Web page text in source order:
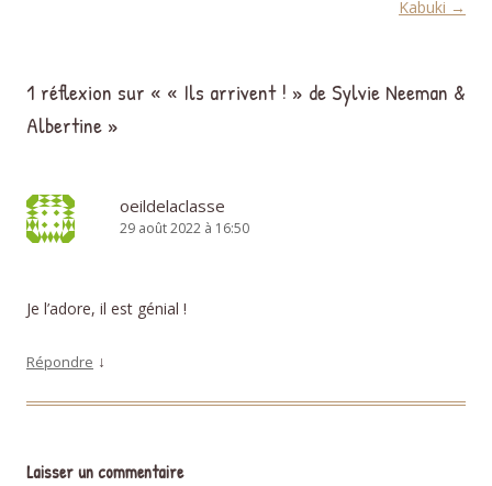
Kabuki →
1 réflexion sur « « Ils arrivent ! » de Sylvie Neeman &
Albertine »
oeildelaclasse
29 août 2022 à 16:50
Je l’adore, il est génial !
Répondre ↓
Laisser un commentaire